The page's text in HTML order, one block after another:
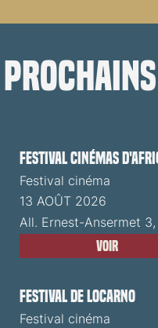
prochains
Festival cinémas
Festival cinéma
13 AOÛT 2026
All. Ernest-Ansermet
Voir
Festival de Locarno
Festival cinéma